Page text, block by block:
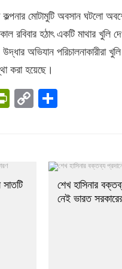
কল্পনার মোটামুটি অবসান ঘটলো
রবিবার হঠাৎ একটি মাথার খুলি
অভিযান পরিচালনাকারীরা
করা হয়েছে।
PrintFriendly
Copy
Link
শেখ হাসিনার
নেই ভারত